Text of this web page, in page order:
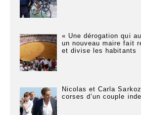
« Une dérogation qui
un nouveau maire fait
et divise les habitants
Nicolas et Carla
corses d’un couple